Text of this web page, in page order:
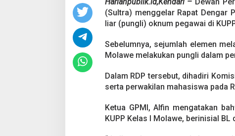
y
a
T
a
n
s
k
s
u
n
(Sultra) menggelar Rapat Dengar
liar (pungli) oknum pegawai di
Sebelumnya, sejumlah elemen
Molawe melakukan pungli dalam
Dalam RDP tersebut, dihadiri
serta perwakilan mahasiswa pada
Ketua GPMI, Alfin mengatakan
KUPP Kelas I Molawe, berinisial BL